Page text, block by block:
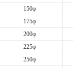
150φ
175φ
200φ
225φ
250φ